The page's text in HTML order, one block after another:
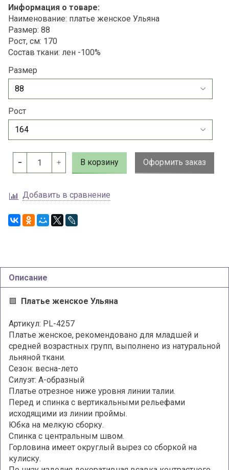
Информация о товаре:
Наименование: платье женское Ульяна
Размер: 88
Рост, см: 170
Состав ткани: лен -100%
Размер
Рост
В корзину Оформить заказ
Добавить в сравнение
Описание
🟩 Платье женское Ульяна
Артикул: PL-4257
Платье женское, рекомендовано для младшей и
средней возрастных групп, выполнено из натуральной
льняной ткани.
Сезон: весна-лето
Силуэт: А-образный
Платье отрезное ниже уровня линии талии.
Перед и спинка с вертикальными рельефами
исходящими из линии проймы.
Юбка на мелкую сборку.
Спинка с центральным швом.
Горловина имеет округлый вырез со сборкой на
кулиску.